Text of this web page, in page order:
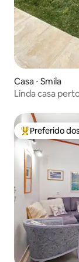
Casa ⋅ Smila
Linda
Entre os
Preferido